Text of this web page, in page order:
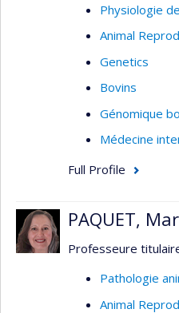
Physiologie
Animal
Genetics
Bovins
Génomique
Médecine
Full Profile
PAQUET,
Professeure
Pathologie
Animal